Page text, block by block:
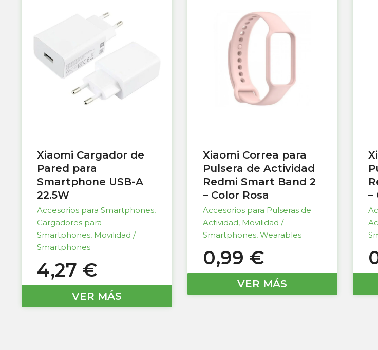
Xiaomi Cargador de
Pared para
Smartphone USB-A
22.5W
Accesorios para Smartphones,
Cargadores para
Smartphones, Movilidad /
Smartphones
4,27 €
VER MÁS
Xiaomi Correa para
Pulsera de Actividad
Redmi Smart Band 2
– Color Rosa
Accesorios para Pulseras de
Actividad, Movilidad /
Smartphones, Wearables
0,99 €
VER MÁS
–